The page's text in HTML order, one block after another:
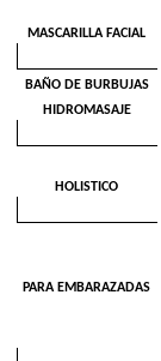
MASCARILLA FACIAL
BAÑO DE BURBUJAS
HIDROMASAJE
HOLISTICO
PARA EMBARAZADAS